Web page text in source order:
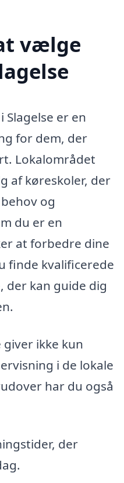
vælge
er en
for dem, der
Lokalområdet
af køreskoler, der
og
du er en
at forbedre dine
finde kvalificerede
kan guide dig
giver ikke kun
i de lokale
har du også
der